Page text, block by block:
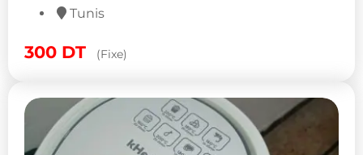
Tunis
300 DT (Fixe)